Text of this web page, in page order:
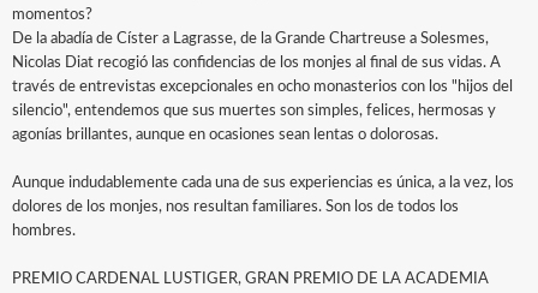
momentos?
De la abadía de Císter a Lagrasse, de la Grande Chartreuse a Solesmes,
Nicolas Diat recogió las confidencias de los monjes al final de sus vidas. A
través de entrevistas excepcionales en ocho monasterios con los "hijos del
silencio", entendemos que sus muertes son simples, felices, hermosas y
agonías brillantes, aunque en ocasiones sean lentas o dolorosas.
Aunque indudablemente cada una de sus experiencias es única, a la vez, los
dolores de los monjes, nos resultan familiares. Son los de todos los
hombres.
PREMIO CARDENAL LUSTIGER, GRAN PREMIO DE LA ACADEMIA